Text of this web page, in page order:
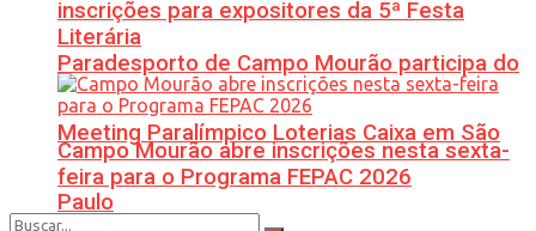
Paradesporto de Campo Mourão participa do
Meeting Paralímpico Loterias Caixa em São
Paulo
inscrições para expositores da 5ª Festa
Literária
Campo Mourão abre inscrições nesta sexta-
feira para o Programa FEPAC 2026